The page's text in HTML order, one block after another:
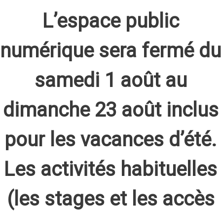
L’espace public
numérique sera fermé du
samedi 1 août au
dimanche 23 août inclus
pour les vacances d’été.
Les activités habituelles
(les stages et les accès